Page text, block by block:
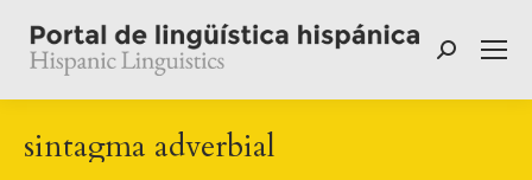
Buscar:
sintagma adverbial